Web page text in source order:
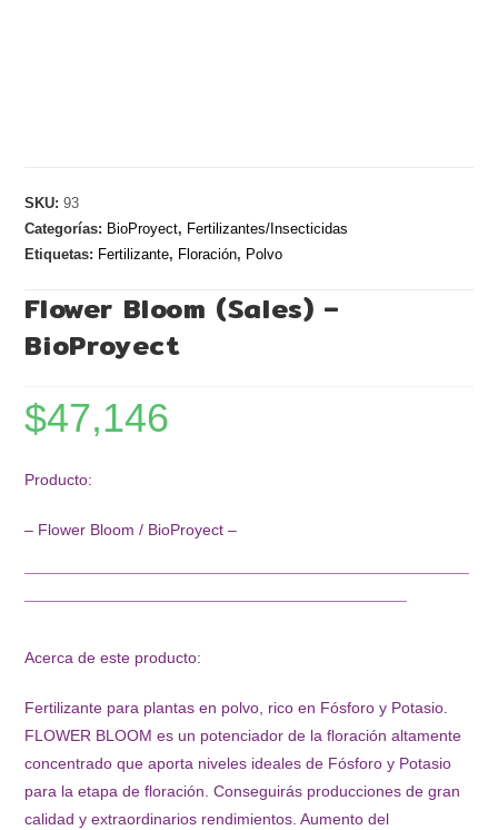
SKU:93
Categorías: BioProyect, Fertilizantes/Insecticidas
Etiquetas: Fertilizante, Floración, Polvo
Flower Bloom (Sales) –
BioProyect
$47,146
Producto:
– Flower Bloom / BioProyect –
¯¯¯¯¯¯¯¯¯¯¯¯¯¯¯¯¯¯¯¯¯¯¯¯¯¯¯¯¯¯¯¯¯¯¯¯¯¯¯¯¯¯¯¯¯¯¯¯¯¯
¯¯¯¯¯¯¯¯¯¯¯¯¯¯¯¯¯¯¯¯¯¯¯¯¯¯¯¯¯¯¯¯¯¯¯¯¯¯¯¯¯¯¯
Acerca de este producto:
Fertilizante para plantas en polvo, rico en Fósforo y Potasio.
FLOWER BLOOM es un potenciador de la floración altamente
concentrado que aporta niveles ideales de Fósforo y Potasio
para la etapa de floración. Conseguirás producciones de gran
calidad y extraordinarios rendimientos. Aumento del